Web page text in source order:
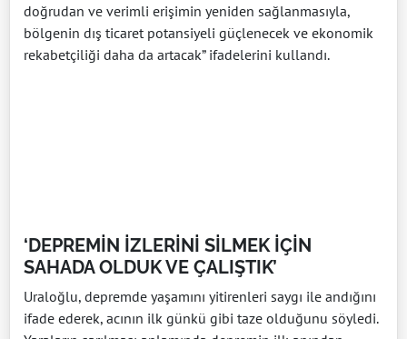
doğrudan ve verimli erişimin yeniden sağlanmasıyla,
bölgenin dış ticaret potansiyeli güçlenecek ve ekonomik
rekabetçiliği daha da artacak” ifadelerini kullandı.
‘DEPREMİN İZLERİNİ SİLMEK İÇİN
SAHADA OLDUK VE ÇALIŞTIK’
Uraloğlu, depremde yaşamını yitirenleri saygı ile andığını
ifade ederek, acının ilk günkü gibi taze olduğunu söyledi.